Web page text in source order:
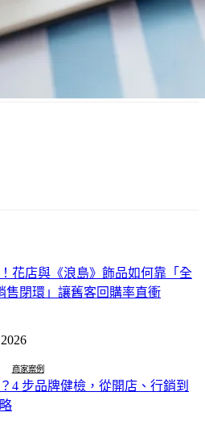
花店與《浪島》飾品如何靠「全
售閉環」讓舊客回購率直衝
商家案例
4 步品牌健檢，從開店、行銷到